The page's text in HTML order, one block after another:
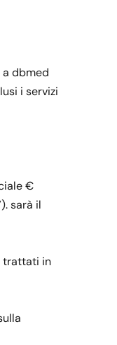
dbmed
i servizi
€
sarà il
trattati in